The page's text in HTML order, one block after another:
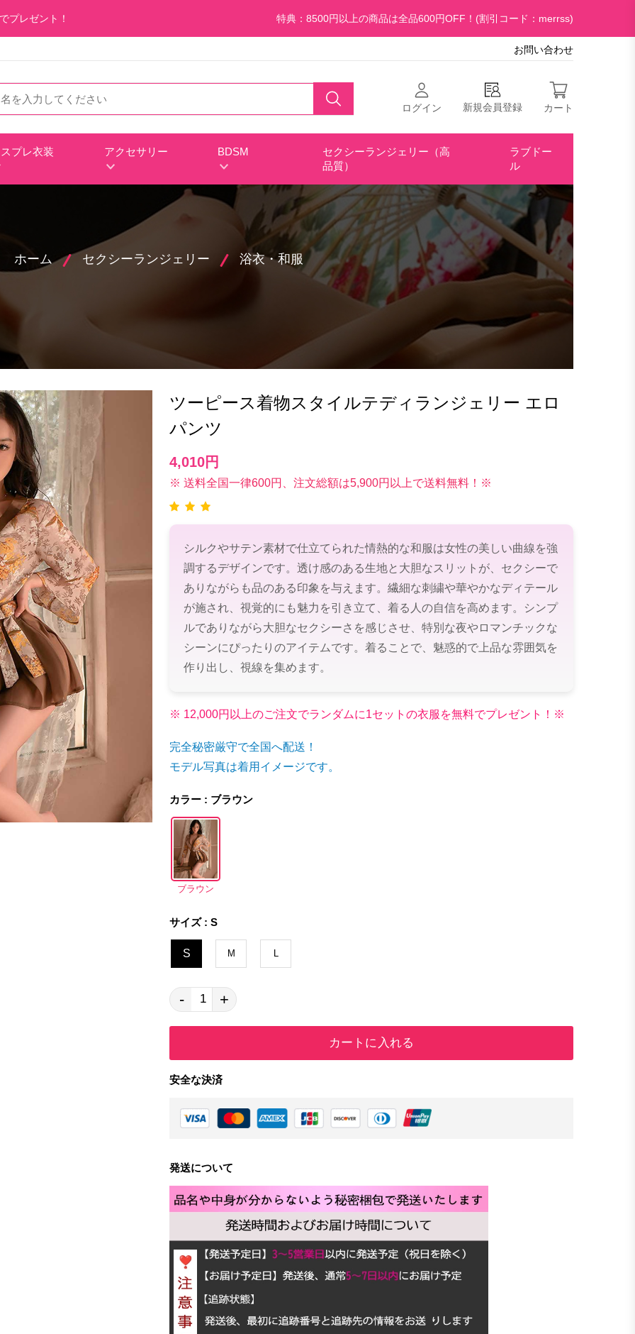
プレゼント！ 特典：8500円以上の商品は全品600円OFF！(割引コード：merrss)
お問い合わせ
ログイン 新規会員登録 カート
プレ衣装 アクセサリー BDSM
セクシーランジェリー（高
品質）
ラブドー
ル
ホーム セクシーランジェリー 浴衣・和服
ツーピース着物スタイルテディランジェリー エロ
パンツ
4,010円
※ 送料全国一律600円、注文総額は5,900円以上で送料無料！※
シルクやサテン素材で仕立てられた情熱的な和服は女性の美しい曲線を強
調するデザインです。透け感のある生地と大胆なスリットが、セクシーで
ありながらも品のある印象を与えます。繊細な刺繍や華やかなディテール
が施され、視覚的にも魅力を引き立て、着る人の自信を高めます。シンプ
ルでありながら大胆なセクシーさを感じさせ、特別な夜やロマンチックな
シーンにぴったりのアイテムです。着ることで、魅惑的で上品な雰囲気を
作り出し、視線を集めます。
※ 12,000円以上のご注文でランダムに1セットの衣服を無料でプレゼント！※
完全秘密厳守で全国へ配送！
モデル写真は着用イメージです。
カラー : ブラウン
ブラウン
サイズ : S
S M
- +
カートに入れる
安全な決済
発送について